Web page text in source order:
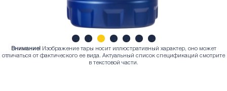
1 2 3 4 5 7
Внимание! Изображение тары носит иллюстративный характер, оно может
отличаться от фактического ее вида. Актуальный список спецификаций смотрите
в текстовой части.